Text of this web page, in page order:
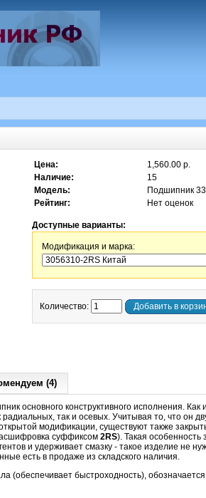
Цена:
1,560.00 р.
Наличие:
15
Модель:
Подшипник
Рейтинг:
Нет оценок
Доступные варианты:
Модификация и марка:
Количество: Добавить в
(4)
основного конструктивного исполнения. Как
так и осевых. Учитывая то, что он
модификации, существуют также
суффиксом 2RS). Такая
и удерживает смазку - такое изделие не
есть в продаже из складского наличия.
(обеспечивает быстроходность),